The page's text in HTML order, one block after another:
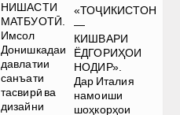
НИШАСТИ
МАТБУОТӢ.
Имсол
Донишкадаи
давлатии
санъати
тасвирӣ ва
дизайни
«ТОҶИКИСТОН
—
КИШВАРИ
ЁДГОРИҲОИ
НОДИР».
Дар Италия
намоиши
шоҳкорҳои